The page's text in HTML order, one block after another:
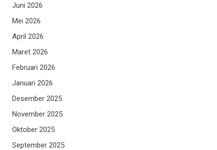
Juni 2026
Mei 2026
April 2026
Maret 2026
Februari 2026
Januari 2026
Desember 2025
November 2025
Oktober 2025
September 2025